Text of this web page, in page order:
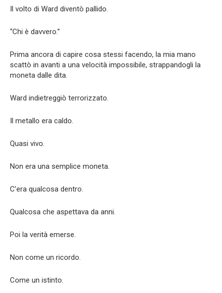
Il volto di Ward diventò pallido.
“Chi è davvero.”
Prima ancora di capire cosa stessi facendo, la mia mano
scattò in avanti a una velocità impossibile, strappandogli la
moneta dalle dita.
Ward indietreggiò terrorizzato.
Il metallo era caldo.
Quasi vivo.
Non era una semplice moneta.
C’era qualcosa dentro.
Qualcosa che aspettava da anni.
Poi la verità emerse.
Non come un ricordo.
Come un istinto.